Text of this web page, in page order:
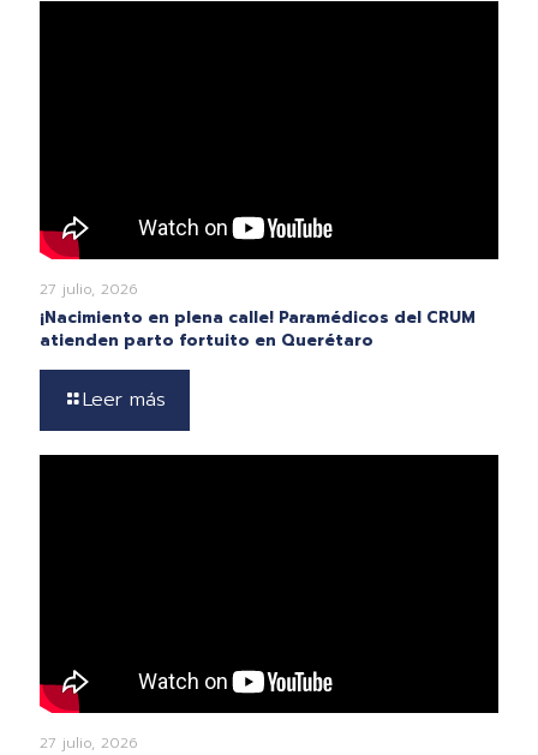
27 julio, 2026
¡Nacimiento en plena calle! Paramédicos del CRUM
atienden parto fortuito en Querétaro
Leer más
27 julio, 2026